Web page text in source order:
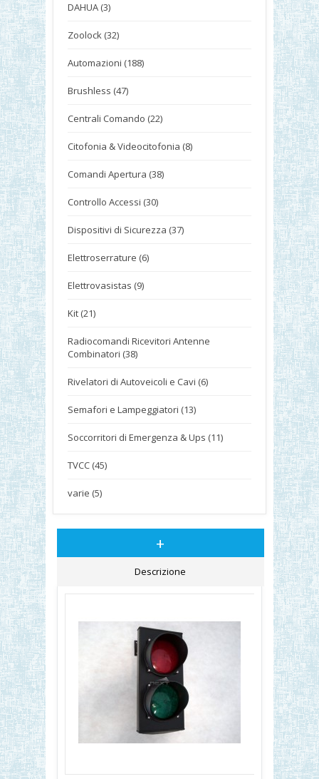
DAHUA (3)
Zoolock (32)
Automazioni (188)
Brushless (47)
Centrali Comando (22)
Citofonia & Videocitofonia (8)
Comandi Apertura (38)
Controllo Accessi (30)
Dispositivi di Sicurezza (37)
Elettroserrature (6)
Elettrovasistas (9)
Kit (21)
Radiocomandi Ricevitori Antenne
Combinatori (38)
Rivelatori di Autoveicoli e Cavi (6)
Semafori e Lampeggiatori (13)
Soccorritori di Emergenza & Ups (11)
TVCC (45)
varie (5)
+
Descrizione